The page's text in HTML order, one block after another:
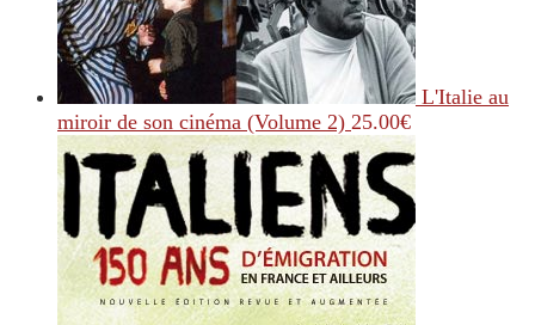
L'Italie au
miroir de son cinéma (Volume 2) 25.00€